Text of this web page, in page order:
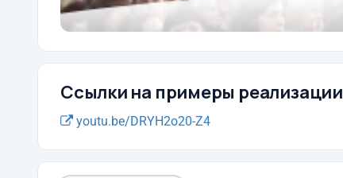
Ссылки на примеры реализации
youtu.be/DRYH2o20-Z4